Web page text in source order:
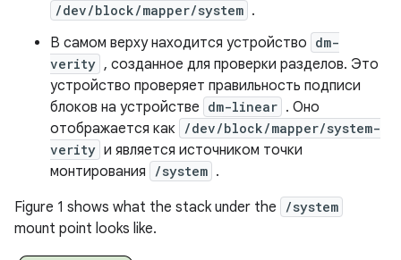
/dev/block/mapper/system .
В самом верху находится устройство dm-
verity , созданное для проверки разделов. Это
устройство проверяет правильность подписи
блоков на устройстве dm-linear . Оно
отображается как /dev/block/mapper/system-
verity и является источником точки
монтирования
/system .
Figure 1 shows what the stack under the
/system
mount point looks like.